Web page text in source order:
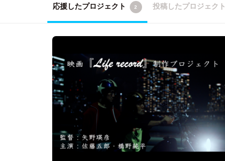
応援したプロジェクト 2 投稿したプロジェクト